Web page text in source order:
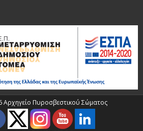
Αρχηγείο Πυροσβεστικού Σώματος